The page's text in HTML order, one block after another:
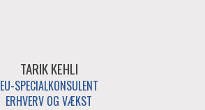
TARIK KEHLI
EU-SPECIALKONSULENT
ERHVERV OG VÆKST